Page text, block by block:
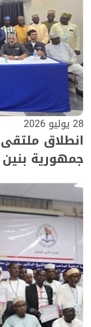
28 يوليو 2026
انطلاق
جمهورية بنين